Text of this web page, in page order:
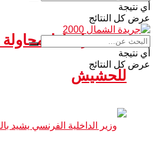
سبتة.. إحباط
للحشيش
أي نتيجة
عرض كل النتائج
أي نتيجة
عرض كل النتائج